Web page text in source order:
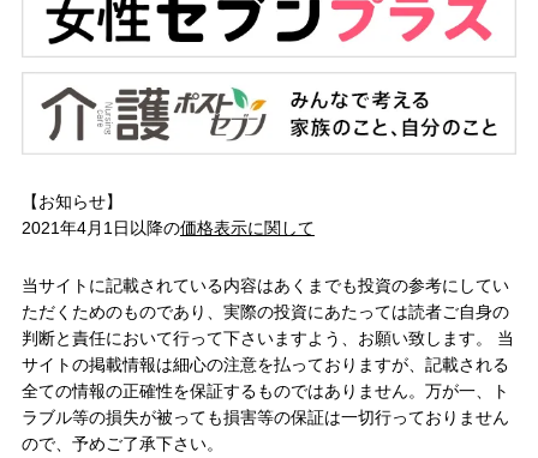
【お知らせ】
2021年4月1日以降の価格表示に関して
当サイトに記載されている内容はあくまでも投資の参考にしてい
ただくためのものであり、実際の投資にあたっては読者ご自身の
判断と責任において行って下さいますよう、お願い致します。 当
サイトの掲載情報は細心の注意を払っておりますが、記載される
全ての情報の正確性を保証するものではありません。万が一、ト
ラブル等の損失が被っても損害等の保証は一切行っておりません
ので、予めご了承下さい。